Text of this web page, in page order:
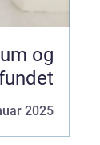
og
2025